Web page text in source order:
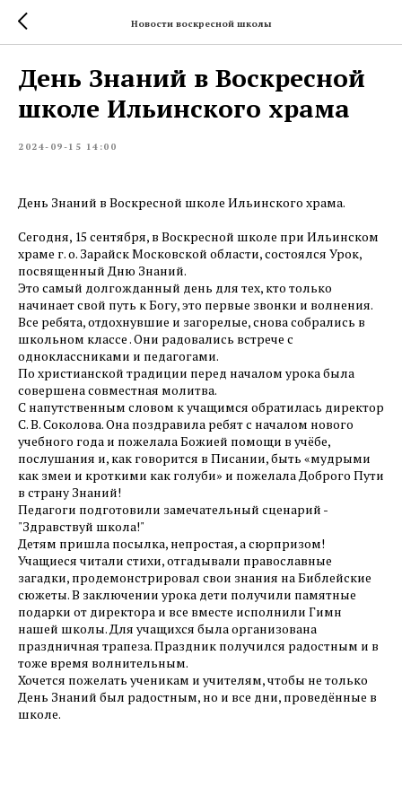
Новости воскресной школы
День Знаний в Воскресной
школе Ильинского храма
2024-09-15 14:00
День Знаний в Воскресной школе Ильинского храма.
Сегодня, 15 сентября, в Воскресной школе при Ильинском
храме г. о. Зарайск Московской области, состоялся Урок,
посвященный Дню Знаний.
Это самый долгожданный день для тех, кто только
начинает свой путь к Богу, это первые звонки и волнения.
Все ребята, отдохнувшие и загорелые, снова собрались в
школьном классе . Они радовались встрече с
одноклассниками и педагогами.
По христианской традиции перед началом урока была
совершена совместная молитва.
С напутственным словом к учащимся обратилась директор
С. В. Соколова. Она поздравила ребят с началом нового
учебного года и пожелала Божией помощи в учёбе,
послушания и, как говорится в Писании, быть «мудрыми
как змеи и кроткими как голуби» и пожелала Доброго Пути
в страну Знаний!
Педагоги подготовили замечательный сценарий -
"Здравствуй школа!"
Детям пришла посылка, непростая, а сюрпризом!
Учащиеся читали стихи, отгадывали православные
загадки, продемонстрировал свои знания на Библейские
сюжеты. В заключении урока дети получили памятные
подарки от директора и все вместе исполнили Гимн
нашей школы. Для учащихся была организована
праздничная трапеза. Праздник получился радостным и в
тоже время волнительным.
Хочется пожелать ученикам и учителям, чтобы не только
День Знаний был радостным, но и все дни, проведённые в
школе.